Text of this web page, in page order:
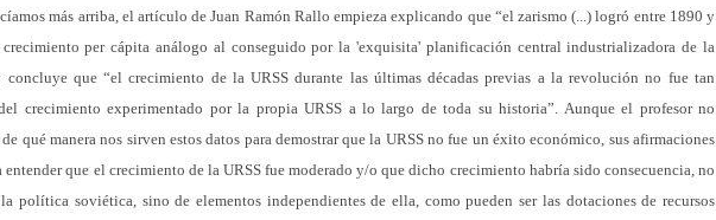
más arriba, el artículo de Juan Ramón Rallo empieza explicando que “el zarismo (...) logró entre 1890 y
per cápita análogo al conseguido por la 'exquisita' planificación central industrializadora de la
concluye que “el crecimiento de la URSS durante las últimas décadas previas a la revolución no fue tan
crecimiento experimentado por la propia URSS a lo largo de toda su historia”. Aunque el profesor no
qué manera nos sirven estos datos para demostrar que la URSS no fue un éxito económico, sus afirmaciones
entender que el crecimiento de la URSS fue moderado y/o que dicho crecimiento habría sido consecuencia, no
política soviética, sino de elementos independientes de ella, como pueden ser las dotaciones de recursos